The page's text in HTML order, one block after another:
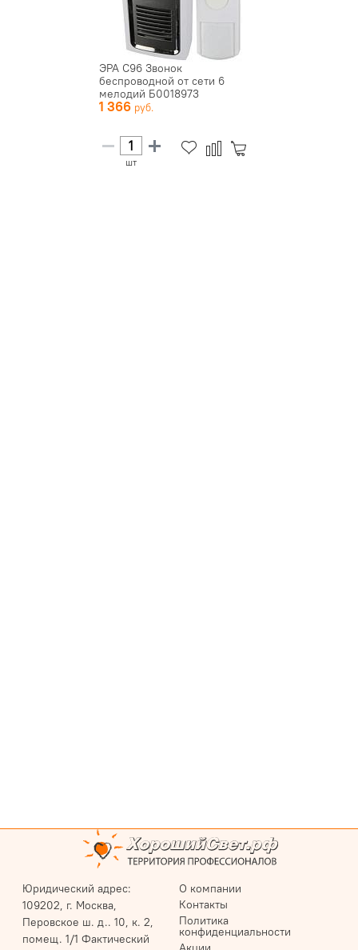
ЭРА С96 Звонок
беспроводной от сети 6
мелодий Б0018973
1 366
шт
Юридический адрес:
109202, г. Москва,
Перовское ш. д.. 10, к. 2,
помещ. 1/1 Фактический
О компании
Контакты
Политика
конфиденциальности